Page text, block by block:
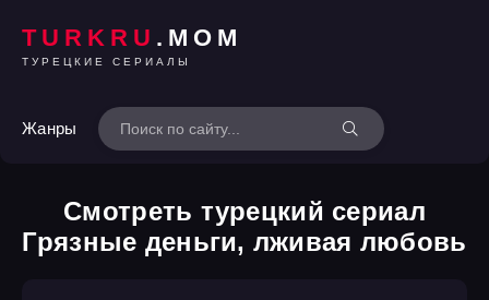
TURKRU .MOM
ТУРЕЦКИЕ СЕРИАЛЫ
Жанры
Смотреть турецкий сериал
Грязные деньги, лживая любовь